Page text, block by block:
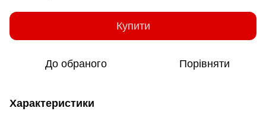
Купити
До обраного Порівняти
Характеристики